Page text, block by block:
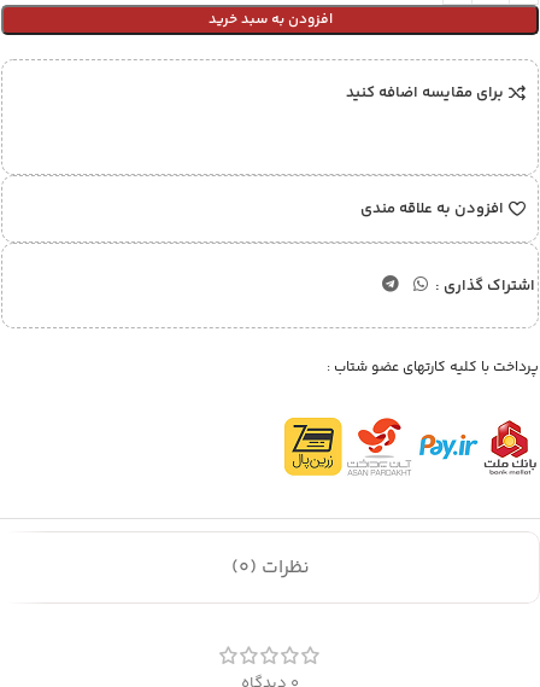
افزودن به سبد خرید
برای مقایسه اضافه کنید
افزودن به علاقه مندی
اشتراک گذاری :
پرداخت با کلیه کارتهای عضو شتاب :
نظرات (0)